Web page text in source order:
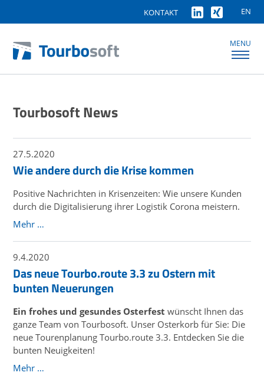
EN
KONTAKT
MENU
Tourbosoft News
27.5.2020
Wie andere durch die Krise kommen
Positive Nachrichten in Krisenzeiten: Wie unsere Kunden
durch die Digitalisierung ihrer Logistik Corona meistern.
Mehr …
9.4.2020
Das neue Tourbo.route 3.3 zu Ostern mit
bunten Neuerungen
Ein frohes und gesundes Osterfest wünscht Ihnen das
ganze Team von Tourbosoft. Unser Osterkorb für Sie: Die
neue Tourenplanung Tourbo.route 3.3. Entdecken Sie die
bunten Neuigkeiten!
Mehr …